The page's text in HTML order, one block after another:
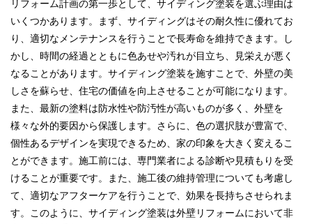
リフォーム計画の第一歩として、サイディング塗装を選ぶ理由は
いくつかあります。まず、サイディングはその耐久性に優れてお
り、適切なメンテナンスを行うことで長寿命を維持できます。し
かし、時間の経過とともに色あせや汚れが目立ち、見栄えが悪く
なることがあります。サイディング塗装を施すことで、外壁の美
しさを蘇らせ、住宅の価値を向上させることが可能になります。
また、最新の塗料は防水性や防汚性が高いものが多く、外壁を
様々な外的要因から保護します。さらに、色の選択肢が豊富で、
個性あるデザインを実現できるため、家の印象を大きく変えるこ
とができます。施工前には、専門業者による診断や見積もりを受
けることが重要です。また、施工後の維持管理についても考慮し
て、適切なアフターケアを行うことで、効果を長持ちさせられま
す。このように、サイディング塗装は外壁リフォームにおいて非